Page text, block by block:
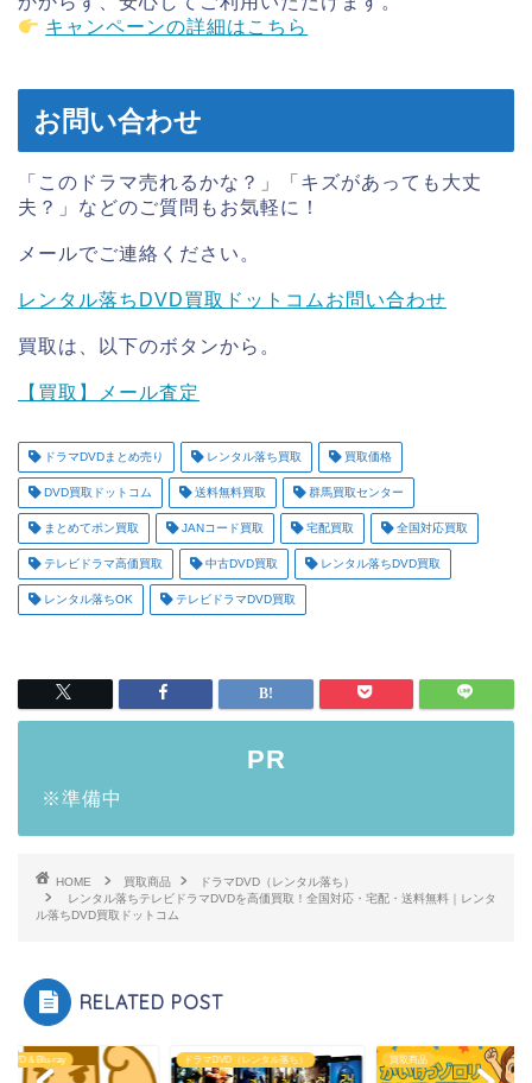
キャンペーンの詳細はこちら
お問い合わせ
「このドラマ売れるかな？」「キズがあっても大丈
夫？」などのご質問もお気軽に！
メールでご連絡ください。
レンタル落ちDVD買取ドットコムお問い合わせ
買取は、以下のボタンから。
【買取】メール査定
ドラマDVDまとめ売り レンタル落ち買取 買取価格
DVD買取ドットコム 送料無料買取 群馬買取センター
まとめてポン買取 JANコード買取 宅配買取 全国対応買取
テレビドラマ高価買取 中古DVD買取 レンタル落ちDVD買取
レンタル落ちOK テレビドラマDVD買取
PR
※準備中
HOME 買取商品
ドラマDVD（レンタル落ち）
レンタル落ちテレビドラマDVDを高価買取！全国対応・宅配・送料無料｜レンタ
ル落ちDVD買取ドットコム
RELATED POST
DVD＆Blu-ray ドラマDVD（レンタル落ち） 買取商品